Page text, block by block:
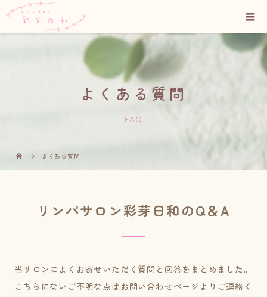
よくある質問
FAQ
よくある質問
リンパサロン彩芽日和のQ＆A
当サロンによくお寄せいただく質問と回答をまとめました。
こちらにないご不明な点はお問い合わせページよりご連絡く